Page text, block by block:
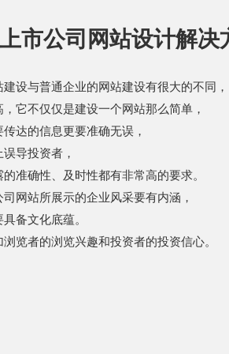
上市公司网站设计解决
建设与普通企业的网站建设有很大的不同，
它不仅仅是建设一个网站那么简单，
传达的信息更要准确无误，
导投资者，
准确性、及时性都有非常高的要求。
网站所展示的企业风采要有内涵，
备文化底蕴。
览者的浏览兴趣和投资者的投资信心。